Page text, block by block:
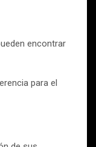
encontrar
para el